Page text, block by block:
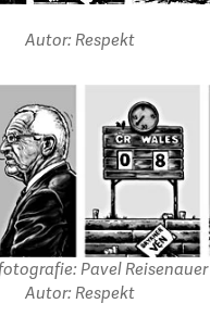
Autor: Respekt
Pavel Reisenauer
Autor: Respekt